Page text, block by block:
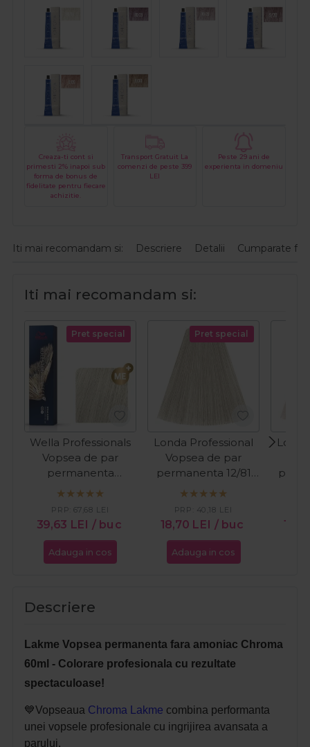
Creaza-ti cont si
primesti 2% inapoi sub
forma de bonus de
fidelitate pentru fiecare
achizitie.
Transport Gratuit La
comenzi de peste 399
LEI
Peste 29 ani de
experienta in domeniu
Iti mai recomandam si: Descriere Detalii Cumparate
Iti mai recomandam si:
Pret special
Wella Professionals
Vopsea de par
permanenta
Koleston Perfect
blonde albastrui
cenusiu 60ml
39,63 LEI / buc
PRP:67,68 LEI
Adauga in cos
Pret special
Londa Professional
Vopsea de par
permanenta 12/81
blond special perlat
18,70 LEI / buc
PRP: 40,18 LEI
Adauga in cos
Descriere
Lakme Vopsea permanenta fara amoniac Chroma
60ml - Colorare profesionala cu rezultate
spectaculoase!
💙Vopseaua Chroma Lakme combina performanta
unei vopsele profesionale cu ingrijirea avansata a
parului.